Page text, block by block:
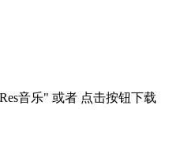
音乐" 或者 点击按钮下载